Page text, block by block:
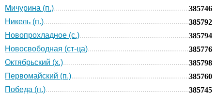
Мичурина (п.)
385746
Никель (п.)
385792
Новопрохладное (с.)
385794
Новосвободная (ст-ца)
385776
Октябрьский (х.)
385798
Первомайский (п.)
385760
Победа (п.)
385745